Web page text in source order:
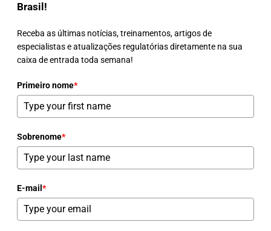
Brasil!
Receba as últimas notícias, treinamentos, artigos de
especialistas e atualizações regulatórias diretamente na sua
caixa de entrada toda semana!
Primeiro nome*
Sobrenome*
E-mail *